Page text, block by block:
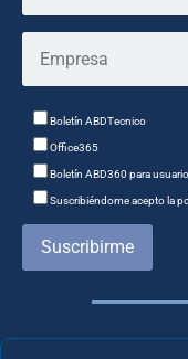
Boletín ABDTecnico
Office365
Boletín ABD360 para
Suscribiéndome acepto la
Suscribirme